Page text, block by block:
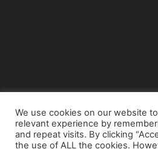
© Copyright 2015 -
We use cookies on our website
relevant experience by
and repeat visits. By clicking
the use of ALL the cookies.